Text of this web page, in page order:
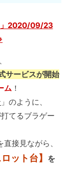
」2020/09/23
サービスが開始
ム ！
」のように、
てるブラゲー
接見ながら、
ット台】
を